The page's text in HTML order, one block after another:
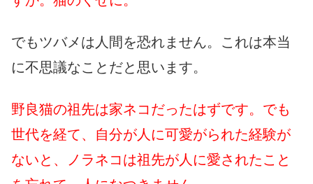
でもツバメは人間を恐れません。これは本当
に不思議なことだと思います。
野良猫の祖先は家ネコだったはずです。でも
世代を経て、自分が人に可愛がられた経験が
ないと、ノラネコは祖先が人に愛されたこと